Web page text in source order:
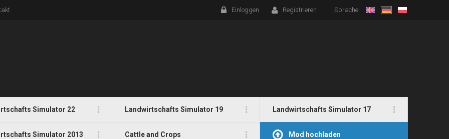
Einloggen Registrieren Sprache:
Simulator 22 Landwirtschafts Simulator 19 Landwirtschafts Simulator 17
Simulator 2013 Cattle and Crops Mod hochladen